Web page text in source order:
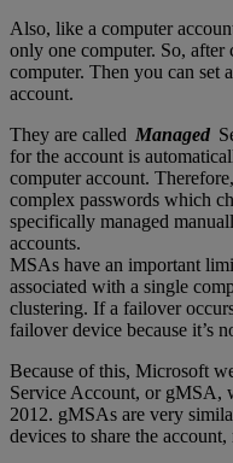
Also, like a computer
only one computer. So, after
computer. Then you can set
account.
They are called Managed
for the account is
computer account.
complex passwords which
specifically managed
accounts.
MSAs have an important
associated with a single
clustering. If a failover
failover device because it’s
Because of this, Microsoft
Service Account, or gMSA,
2012. gMSAs are very
devices to share the account,